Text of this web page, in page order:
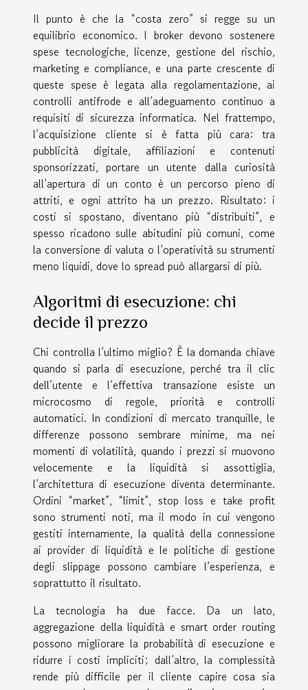
Il punto è che la “costa zero” si regge su un
equilibrio economico. I broker devono sostenere
spese tecnologiche, licenze, gestione del rischio,
marketing e compliance, e una parte crescente di
queste spese è legata alla regolamentazione, ai
controlli antifrode e all’adeguamento continuo a
requisiti di sicurezza informatica. Nel frattempo,
l’acquisizione cliente si è fatta più cara: tra
pubblicità digitale, affiliazioni e contenuti
sponsorizzati, portare un utente dalla curiosità
all’apertura di un conto è un percorso pieno di
attriti, e ogni attrito ha un prezzo. Risultato: i
costi si spostano, diventano più “distribuiti”, e
spesso ricadono sulle abitudini più comuni, come
la conversione di valuta o l’operatività su strumenti
meno liquidi, dove lo spread può allargarsi di più.
Algoritmi di esecuzione: chi
decide il prezzo
Chi controlla l’ultimo miglio? È la domanda chiave
quando si parla di esecuzione, perché tra il clic
dell’utente e l’effettiva transazione esiste un
microcosmo di regole, priorità e controlli
automatici. In condizioni di mercato tranquille, le
differenze possono sembrare minime, ma nei
momenti di volatilità, quando i prezzi si muovono
velocemente e la liquidità si assottiglia,
l’architettura di esecuzione diventa determinante.
Ordini “market”, “limit”, stop loss e take profit
sono strumenti noti, ma il modo in cui vengono
gestiti internamente, la qualità della connessione
ai provider di liquidità e le politiche di gestione
degli slippage possono cambiare l’esperienza, e
soprattutto il risultato.
La tecnologia ha due facce. Da un lato,
aggregazione della liquidità e smart order routing
possono migliorare la probabilità di esecuzione e
ridurre i costi impliciti; dall’altro, la complessità
rende più difficile per il cliente capire cosa sia